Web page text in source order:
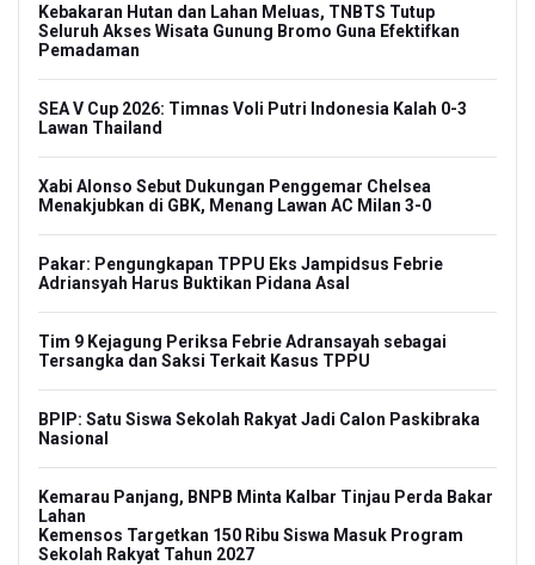
Kebakaran Hutan dan Lahan Meluas, TNBTS Tutup
Seluruh Akses Wisata Gunung Bromo Guna Efektifkan
Pemadaman
SEA V Cup 2026: Timnas Voli Putri Indonesia Kalah 0-3
Lawan Thailand
Xabi Alonso Sebut Dukungan Penggemar Chelsea
Menakjubkan di GBK, Menang Lawan AC Milan 3-0
Pakar: Pengungkapan TPPU Eks Jampidsus Febrie
Adriansyah Harus Buktikan Pidana Asal
Tim 9 Kejagung Periksa Febrie Adransayah sebagai
Tersangka dan Saksi Terkait Kasus TPPU
BPIP: Satu Siswa Sekolah Rakyat Jadi Calon Paskibraka
Nasional
Kemarau Panjang, BNPB Minta Kalbar Tinjau Perda Bakar
Lahan
Kemensos Targetkan 150 Ribu Siswa Masuk Program
Sekolah Rakyat Tahun 2027